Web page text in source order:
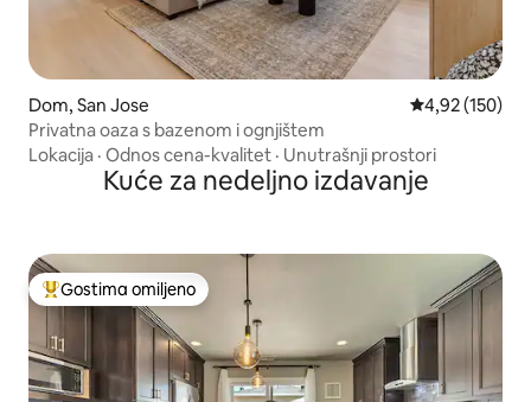
Dom, San Jose Prosečna
4,92 (150)
Privatna oaza s bazenom i ognjištem
Lokacija · Odnos cena-kvalitet · Unutrašnji prostori
Kuće za nedeljno izdavanje
Najuspešniji među gostima omiljenim
Gostima omiljeno